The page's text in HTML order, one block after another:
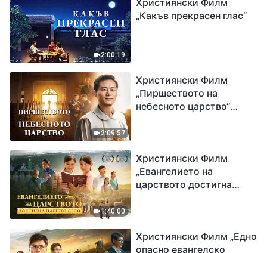
2:00:19
„Какъв прекрасен глас“
2:09:57
Християнски Филм
„Пиршеството на
небесното царство“
1:40:00
Християнски Филм
„Евангелието на
царството достигна
Християнски Филм „Едно
опасно евангелско